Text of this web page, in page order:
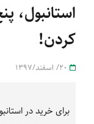
استانبول،
کردن!
برای خرید در